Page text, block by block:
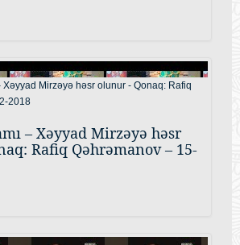
– Xəyyad Mirzəyə həsr
Rafiq Qəhrəmanov – 15-